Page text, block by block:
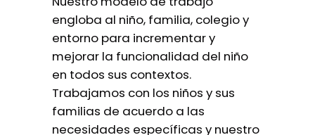
engloba al niño, familia, colegio y
entorno para incrementar y
mejorar la funcionalidad del niño
en todos sus contextos.
Trabajamos con los niños y sus
familias de acuerdo a las
necesidades específicas y nuestro